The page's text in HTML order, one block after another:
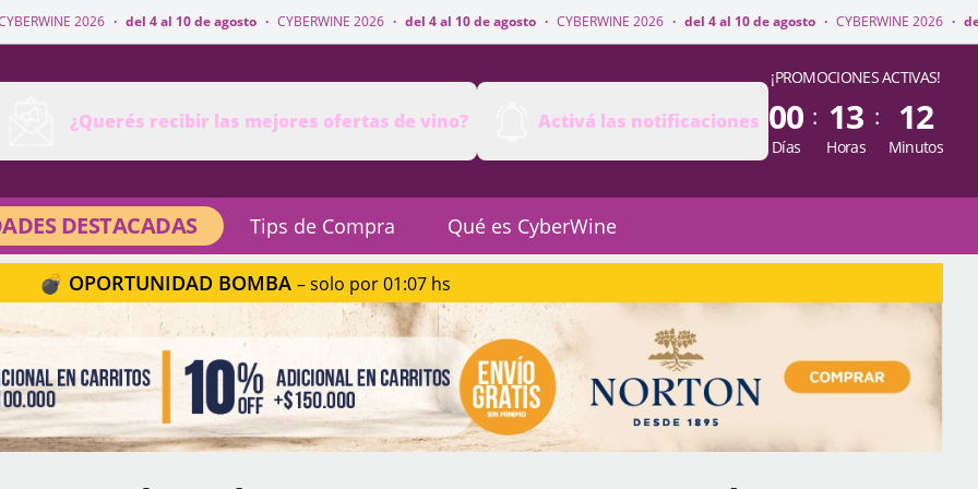
· del 4 al 10 de agosto · CYBERWINE 2026 · del 4 al 10 de agosto · CYBERWINE 2026 · del 4 al 10 de agosto · CYBERWINE 2026 · del 4 al 10 de
¿Querés recibir las mejores ofertas de vino?
Activá las notificaciones
¡PROMOCIONES ACTIVAS!
00
Días
: 13
Horas
: 12
Minutos
DESTACADAS Tips de Compra Qué es CyberWine
💣 OPORTUNIDAD BOMBA – solo por 01:07 hs